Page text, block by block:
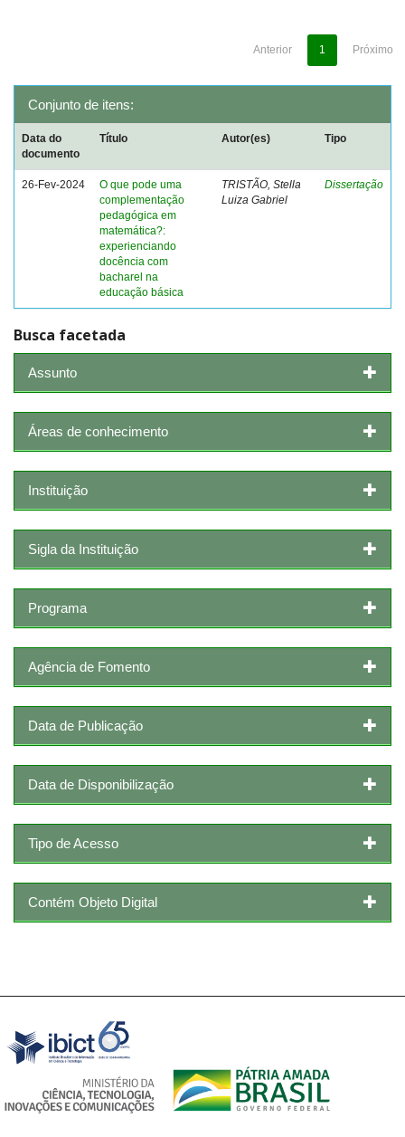
Anterior 1 Próximo
Conjunto de itens:
Data do
documento
Título Autor(es) Tipo
26-Fev-2024
O que pode uma
complementação
pedagógica em
matemática?:
experienciando
docência com
bacharel na
educação básica
TRISTÃO, Stella
Luiza Gabriel
Dissertação
Busca facetada
Assunto
Áreas de conhecimento
Instituição
Sigla da Instituição
Programa
Agência de Fomento
Data de Publicação
Data de Disponibilização
Tipo de Acesso
Contém Objeto Digital